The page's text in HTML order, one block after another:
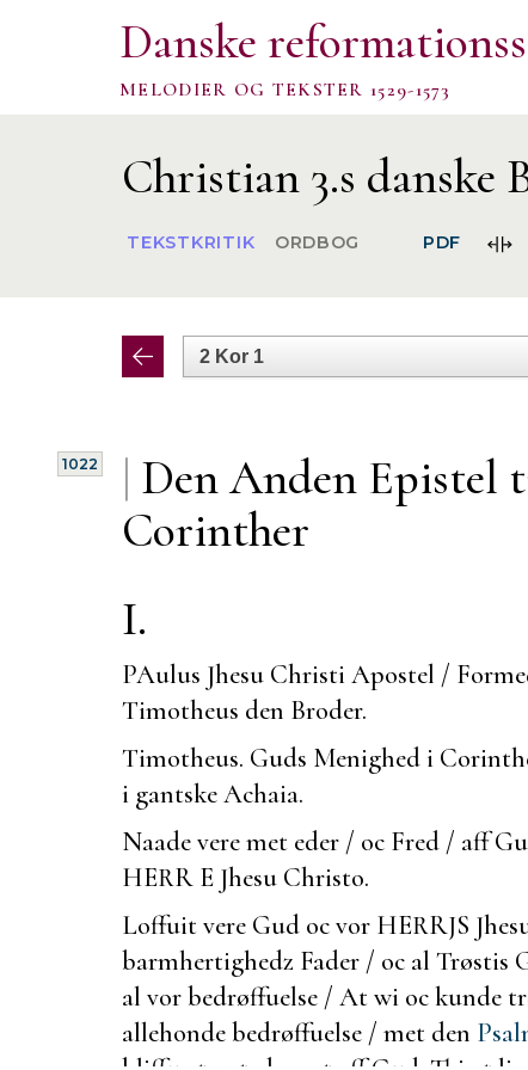
Danske
MELODIER OG TEKSTER 1529-1573
Christian 3.s danske
TEKSTKRITIK ORDBOG PDF
|
1022 Den Anden Epistel
Corinther
I.
PAulus Jhesu Christi Apostel /
Timotheus den Broder.
Timotheus. Guds Menighed i
i gantske Achaia.
Naade vere met eder / oc Fred / aff
HERR E Jhesu Christo.
Loffuit vere Gud oc vor HERRJS
barmhertighedz Fader / oc al Trøstis
al vor bedrøffuelse / At wi oc kunde
allehonde bedrøffuelse / met den